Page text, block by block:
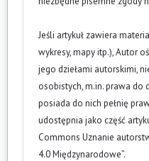
Jeśli artykuł zawiera
wykresy, mapy itp.), Autor
jego dziełami autorskimi,
osobistych, m.in. prawa do
posiada do nich pełnię
udostępnia jako część
Commons Uznanie
4.0 Międzynarodowe”.